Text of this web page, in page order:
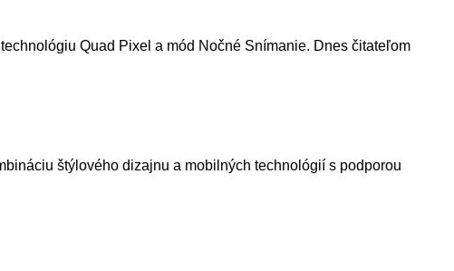
Quad Pixel a mód Nočné Snímanie. Dnes čitateľom
štýlového dizajnu a mobilných technológií s podporou